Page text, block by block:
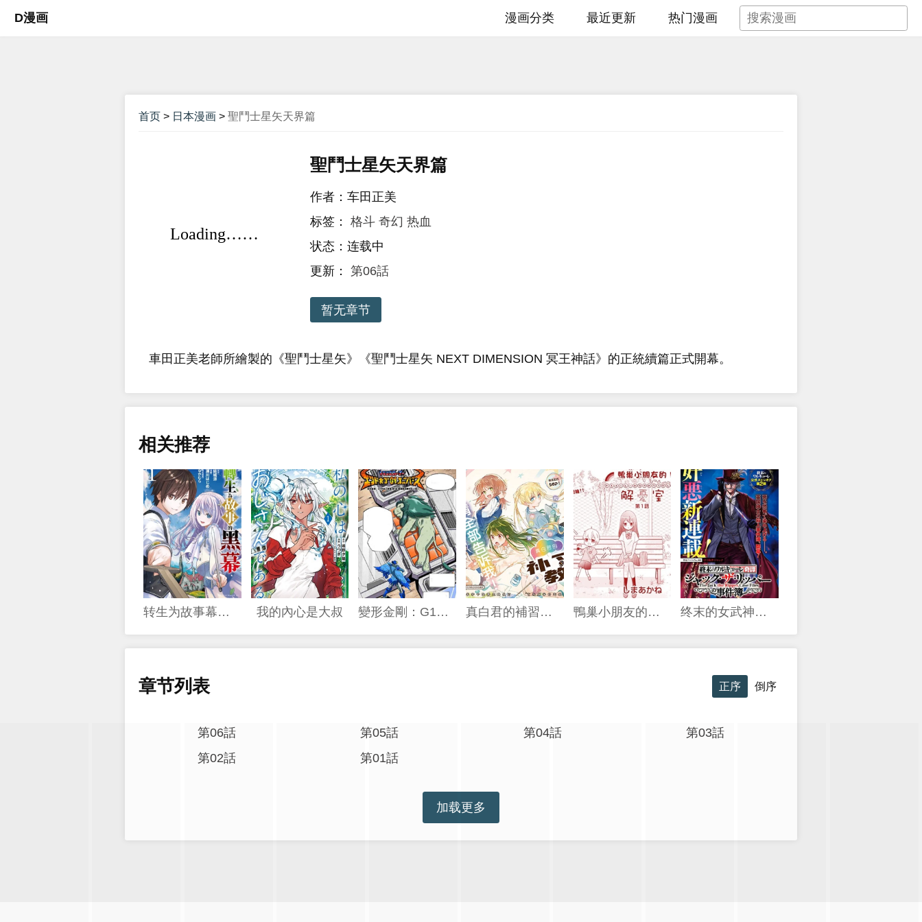
D漫画 漫画分类 最近更新 热门漫画
首页 > 日本漫画 > 聖鬥士星矢天界篇
聖鬥士星矢天界篇
作者：车田正美
标签： 格斗 奇幻 热血
状态：连载中
更新： 第06話
暂无章节
車田正美老師所繪製的《聖鬥士星矢》《聖鬥士星矢 NEXT DIMENSION 冥王神話》的正統續篇正式開幕。
相关推荐
转生为故事幕后主谋 我的內心是大叔 變形金剛：G1宇宙之終焉 真白君的補習教室 鴨巢小朋友的解憂室 终末的女武神奇谭·开膛手杰克事件簿
章节列表 正序 倒序
第06話 第05話 第04話
第03話
第02話
第01話
加载更多